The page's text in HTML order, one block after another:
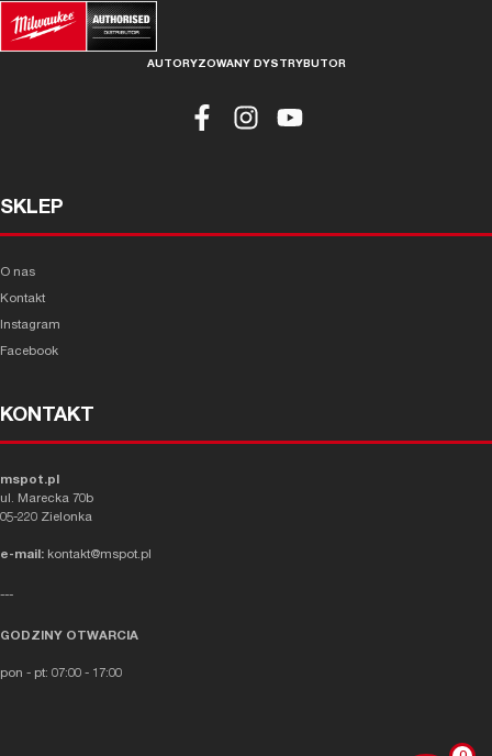
AUTORYZOWANY DYSTRYBUTOR
SKLEP
O nas
Kontakt
Instagram
Facebook
KONTAKT
mspot.pl
ul. Marecka 70b
05-220 Zielonka
e-mail: kontakt@mspot.pl
---
GODZINY OTWARCIA
pon - pt: 07:00 - 17:00